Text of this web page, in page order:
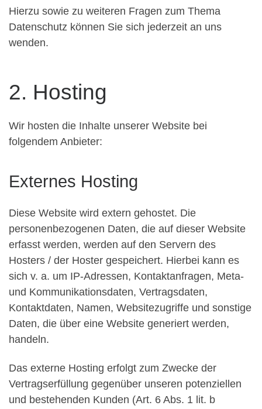
Hierzu sowie zu weiteren Fragen zum Thema
Datenschutz können Sie sich jederzeit an uns
wenden.
2. Hosting
Wir hosten die Inhalte unserer Website bei
folgendem Anbieter:
Externes Hosting
Diese Website wird extern gehostet. Die
personenbezogenen Daten, die auf dieser Website
erfasst werden, werden auf den Servern des
Hosters / der Hoster gespeichert. Hierbei kann es
sich v. a. um IP-Adressen, Kontaktanfragen, Meta-
und Kommunikationsdaten, Vertragsdaten,
Kontaktdaten, Namen, Websitezugriffe und sonstige
Daten, die über eine Website generiert werden,
handeln.
Das externe Hosting erfolgt zum Zwecke der
Vertragserfüllung gegenüber unseren potenziellen
und bestehenden Kunden (Art. 6 Abs. 1 lit. b